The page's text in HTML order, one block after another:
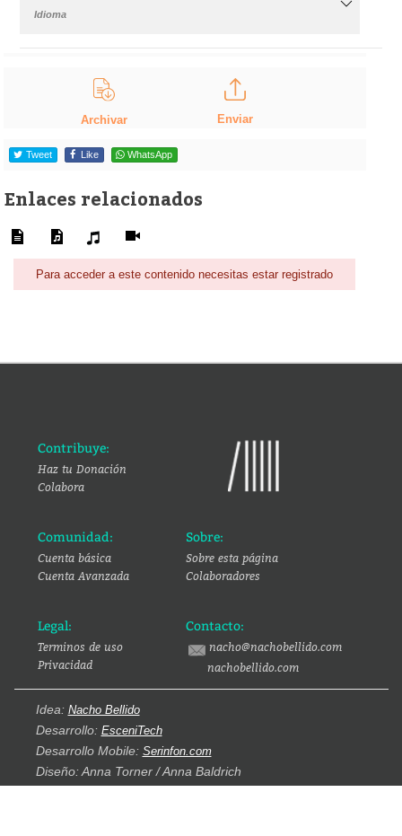
Idioma
Archivar Enviar
Tweet Like WhatsApp
Enlaces relacionados
Para acceder a este contenido necesitas estar registrado
Contribuye:
Haz tu Donación
Colabora
Comunidad:
Cuenta básica
Cuenta Avanzada
Sobre:
Sobre esta página
Colaboradores
Legal:
Terminos de uso
Privacidad
Contacto:
nacho@nachobellido.com
nachobellido.com
Idea: Nacho Bellido
Desarrollo: EsceniTech
Desarrollo Mobile: Serinfon.com
Diseño: Anna Torner / Anna Baldrich